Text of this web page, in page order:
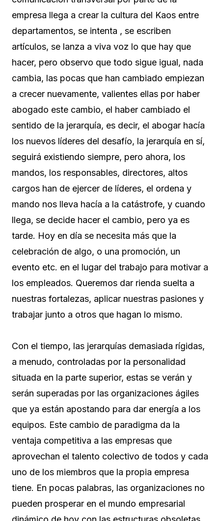
empresa llega a crear la cultura del Kaos entre
departamentos, se intenta , se escriben
artículos, se lanza a viva voz lo que hay que
hacer, pero observo que todo sigue igual, nada
cambia, las pocas que han cambiado empiezan
a crecer nuevamente, valientes ellas por haber
abogado este cambio, el haber cambiado el
sentido de la jerarquía, es decir, el abogar hacía
los nuevos líderes del desafío, la jerarquía en sí,
seguirá existiendo siempre, pero ahora, los
mandos, los responsables, directores, altos
cargos han de ejercer de líderes, el ordena y
mando nos lleva hacía a la catástrofe, y cuando
llega, se decide hacer el cambio, pero ya es
tarde. Hoy en día se necesita más que la
celebración de algo, o una promoción, un
evento etc. en el lugar del trabajo para motivar a
los empleados. Queremos dar rienda suelta a
nuestras fortalezas, aplicar nuestras pasiones y
trabajar junto a otros que hagan lo mismo.
Con el tiempo, las jerarquías demasiada rígidas,
a menudo, controladas por la personalidad
situada en la parte superior, estas se verán y
serán superadas por las organizaciones ágiles
que ya están apostando para dar energía a los
equipos. Este cambio de paradigma da la
ventaja competitiva a las empresas que
aprovechan el talento colectivo de todos y cada
uno de los miembros que la propia empresa
tiene. En pocas palabras, las organizaciones no
pueden prosperar en el mundo empresarial